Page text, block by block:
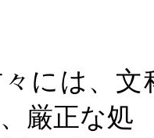
には、文
厳正な処